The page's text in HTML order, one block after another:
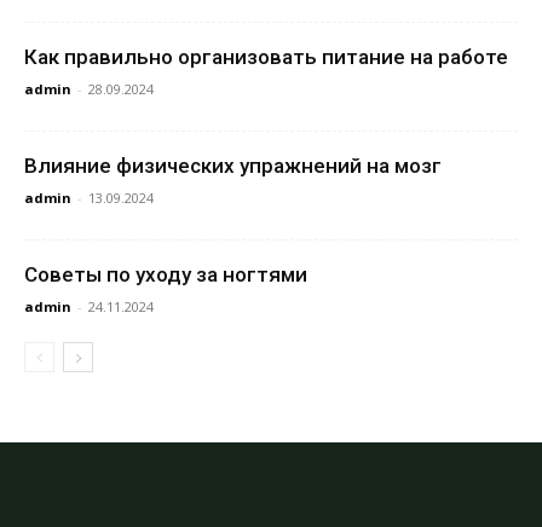
Как правильно организовать питание на работе
admin - 28.09.2024
Влияние физических упражнений на мозг
admin - 13.09.2024
Советы по уходу за ногтями
admin - 24.11.2024